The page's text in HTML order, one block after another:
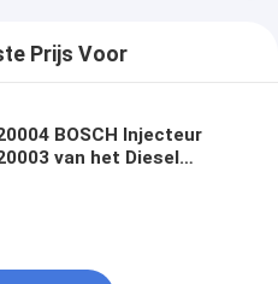
Prijs Voor
BOSCH Injecteur
van het Diesel